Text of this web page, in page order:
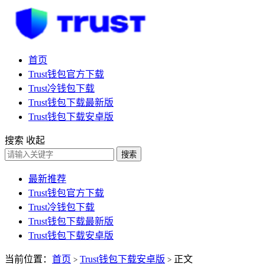
首页
Trust钱包官方下载
Trust冷钱包下载
Trust钱包下载最新版
Trust钱包下载安卓版
搜索 收起
搜索
最新推荐
Trust钱包官方下载
Trust冷钱包下载
Trust钱包下载最新版
Trust钱包下载安卓版
当前位置： 首页 > Trust钱包下载安卓版 > 正文